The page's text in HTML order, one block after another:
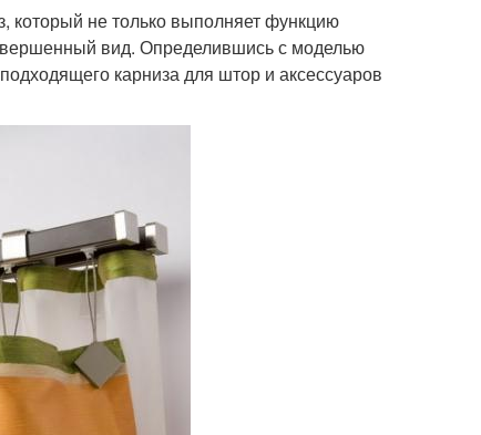
который не только выполняет функцию
вид. Определившись с моделью
карниза для штор и аксессуаров